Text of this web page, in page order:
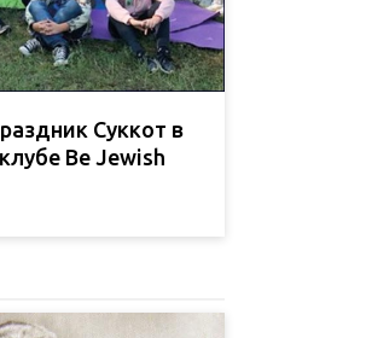
Суккот в
Be Jewish